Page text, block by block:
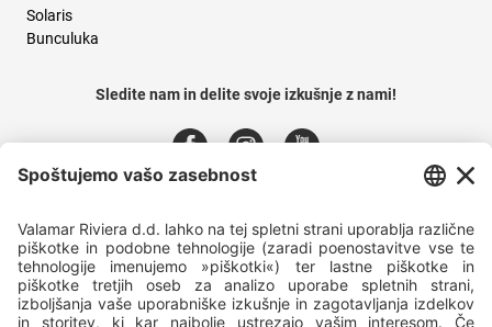
Solaris
Bunculuka
Sledite nam in delite svoje izkušnje z nami!